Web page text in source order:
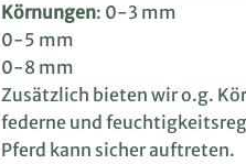
Körnungen: 0-3 mm
0-5 mm
0-8 mm
Zusätzlich bieten wir o.g.
federne und
Pferd kann sicher auftreten.